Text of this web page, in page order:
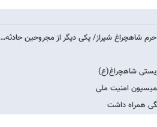
شاهچراغ شیراز/ یکی دیگر از مجروحین حادثه…
امنیت ملی